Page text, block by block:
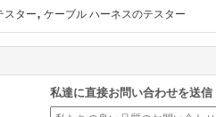
スター, ケーブル ハーネスのテスター
私達に直接お問い合わせを送信